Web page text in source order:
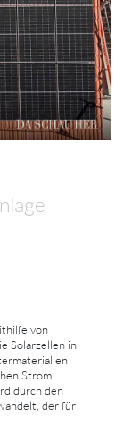
von
Solarzellen in
Strom
durch den
der für